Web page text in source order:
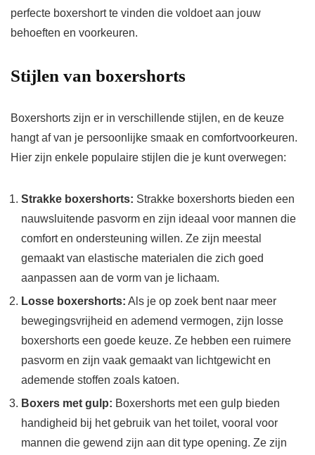
perfecte boxershort te vinden die voldoet aan jouw
behoeften en voorkeuren.
Stijlen van boxershorts
Boxershorts zijn er in verschillende stijlen, en de keuze
hangt af van je persoonlijke smaak en comfortvoorkeuren.
Hier zijn enkele populaire stijlen die je kunt overwegen:
Strakke boxershorts: Strakke boxershorts bieden een
nauwsluitende pasvorm en zijn ideaal voor mannen die
comfort en ondersteuning willen. Ze zijn meestal
gemaakt van elastische materialen die zich goed
aanpassen aan de vorm van je lichaam.
Losse boxershorts: Als je op zoek bent naar meer
bewegingsvrijheid en ademend vermogen, zijn losse
boxershorts een goede keuze. Ze hebben een ruimere
pasvorm en zijn vaak gemaakt van lichtgewicht en
ademende stoffen zoals katoen.
Boxers met gulp: Boxershorts met een gulp bieden
handigheid bij het gebruik van het toilet, vooral voor
mannen die gewend zijn aan dit type opening. Ze zijn